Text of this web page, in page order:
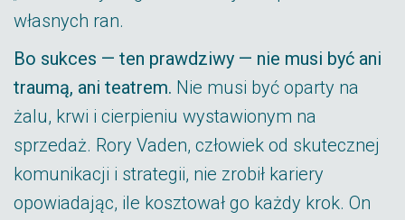
własnych ran.
Bo sukces — ten prawdziwy — nie musi być ani
traumą, ani teatrem. Nie musi być oparty na
żalu, krwi i cierpieniu wystawionym na
sprzedaż. Rory Vaden, człowiek od skutecznej
komunikacji i strategii, nie zrobił kariery
opowiadając, ile kosztował go każdy krok. On